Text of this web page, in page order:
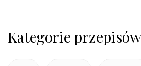
Kategorie przepisów